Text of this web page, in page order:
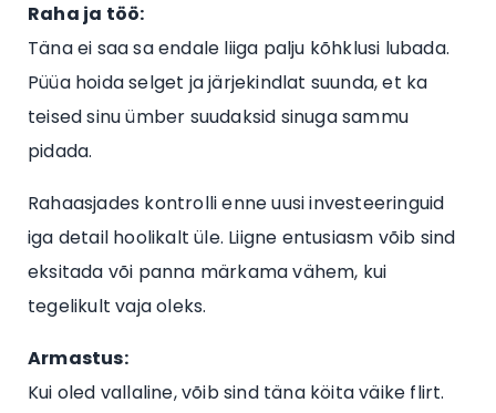
Raha ja töö:
Täna ei saa sa endale liiga palju kõhklusi lubada.
Püüa hoida selget ja järjekindlat suunda, et ka
teised sinu ümber suudaksid sinuga sammu
pidada.
Rahaasjades kontrolli enne uusi investeeringuid
iga detail hoolikalt üle. Liigne entusiasm võib sind
eksitada või panna märkama vähem, kui
tegelikult vaja oleks.
Armastus:
Kui oled vallaline, võib sind täna köita väike flirt.